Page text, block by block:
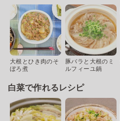
大根とひき肉のそ
ぼろ煮
豚バラと大根のミ
ルフィーユ鍋
白菜で作れるレシピ